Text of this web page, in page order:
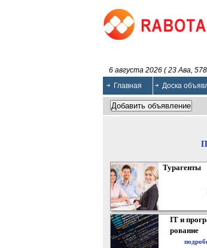
6 августа 2026 ( 23 Ава,
Главная
Доска
Турагенты
IT и
рование